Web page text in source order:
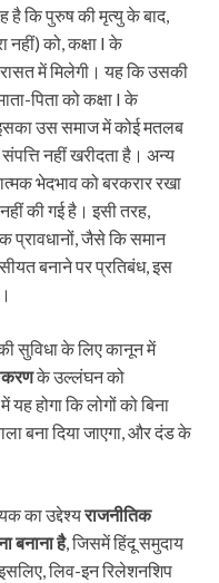
है कि पुरुष की मृत्यु के बाद,
नहीं) को, कक्षा I के
में मिलेगी। यह कि उसकी
पिता को कक्षा I के
इसका उस समाज में कोई मतलब
नहीं खरीदता है। अन्य
भेदभाव को बरकरार रखा
की गई है। इसी तरह,
प्रावधानों, जैसे कि समान
बनाने पर प्रतिबंध, इस
सुविधा के लिए कानून में
के उल्लंघन को
होगा कि लोगों को बिना
बना दिया जाएगा, और दंड के
का उद्देश्यराजनीतिक
बनाना है, जिसमें हिंदू समुदाय
लिव-इन रिलेशनशिप